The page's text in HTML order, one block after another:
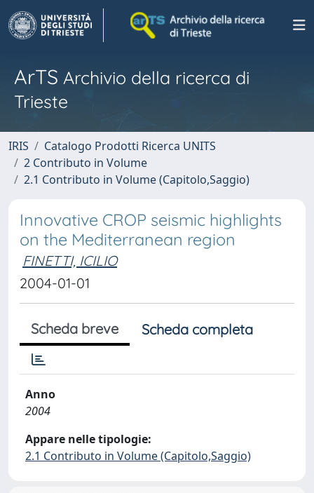
ArTS Archivio della ricerca di
Trieste
IRIS
Catalogo Prodotti Ricerca UNITS
2 Contributo in Volume
2.1 Contributo in Volume (Capitolo,Saggio)
Innovative CROP seismic highlights
on the Mediterranean region
FINETTI, ICILIO
2004-01-01
Scheda breve Scheda completa
Anno
2004
Appare nelle tipologie:
2.1 Contributo in Volume (Capitolo,Saggio)